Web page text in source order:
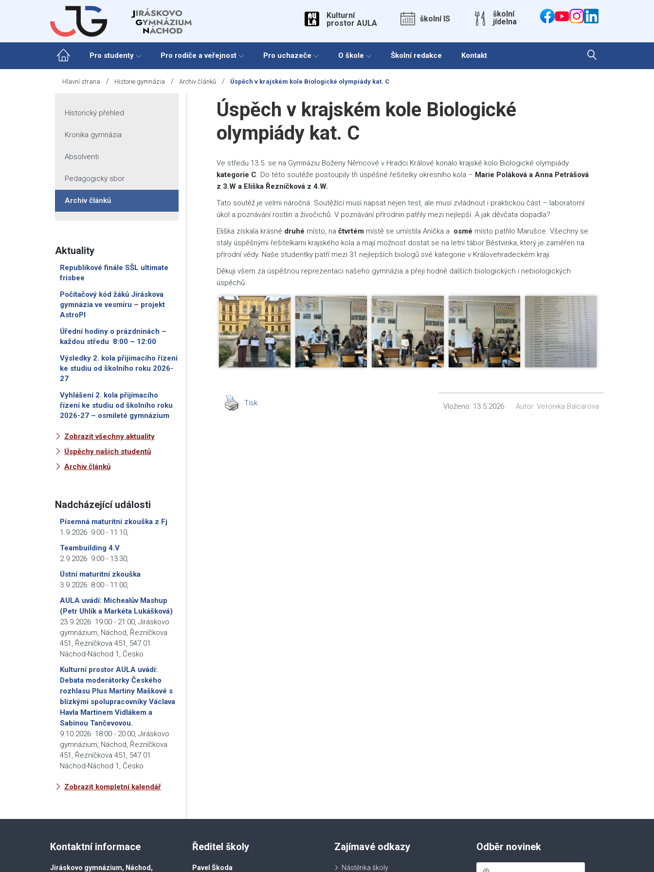
Kulturní
prostor AULA
školní IS
školní
jídelna
Pro studenty Pro rodiče a veřejnost Pro uchazeče O škole Školní redakce Kontakt
Hlavní strana / Historie gymnázia / Archiv článků / Úspěch v krajském kole Biologické olympiády kat. C
Úspěch v krajském kole Biologické
olympiády kat. C
Ve středu 13.5. se na Gymnáziu Boženy Němcové v Hradci Králové konalo krajské kolo Biologické olympiády
kategorie C . Do této soutěže postoupily tři úspěšné řešitelky okresního kola – Marie Poláková a Anna Petrášová
z 3.W a Eliška Řezníčková z 4.W.
Tato soutěž je velmi náročná. Soutěžící musí napsat nejen test, ale musí zvládnout i praktickou část – laboratorní
úkol a poznávání rostlin a živočichů. V poznávání přírodnin patřily mezi nejlepší. A jak děvčata dopadla?
Eliška získala krásné druhé místo, na čtvrtém místě se umístila Anička a osmé místo patřilo Marušce. Všechny se
staly úspěšnými řešitelkami krajského kola a mají možnost dostat se na letní tábor Běstvinka, který je zaměřen na
přírodní vědy. Naše studentky patří mezi 31 nejlepších biologů své kategorie v Královehradeckém kraji.
Děkuji všem za úspěšnou reprezentaci našeho gymnázia a přeji hodně dalších biologických i nebiologických
úspěchů.
Tisk Vloženo: 13.5.2026 Autor: Veronika Balcarova
Historický přehled
Kronika gymnázia
Absolventi
Pedagogický sbor
Archiv článků
Aktuality
Republikové finále SŠL ultimate
frisbee
Počítačový kód žáků Jiráskova
gymnázia ve vesmíru – projekt
AstroPI
Úřední hodiny o prázdninách –
každou středu 8:00 – 12:00
Výsledky 2. kola přijímacího řízení
ke studiu od školního roku 2026-
27
Vyhlášení 2. kola přijímacího
řízení ke studiu od školního roku
2026-27 – osmileté gymnázium
Zobrazit všechny aktuality
Úspěchy našich studentů
Archiv článků
Nadcházející události
Písemná maturitní zkouška z Fj
1.9.2026 9:00 - 11:10
Teambuilding 4.V
2.9.2026 9:00 - 13:30
Ústní maturitní zkouška
3.9.2026 8:00 - 11:00
AULA uvádí: Michealův Mashup
(Petr Uhlík a Markéta Lukášková)
23.9.2026 19:00 - 21:00 Jiráskovo
gymnázium, Náchod, Řezníčkova
451, Řezníčkova 451, 547 01
Náchod-Náchod 1, Česko
Kulturní prostor AULA uvádí:
Debata moderátorky Českého
rozhlasu Plus Martiny Maškové s
blízkými spolupracovníky Václava
Havla Martinem Vidlákem a
Sabinou Tančevovou.
9.10.2026 18:00 - 20:00 Jiráskovo
gymnázium, Náchod, Řezníčkova
451, Řezníčkova 451, 547 01
Náchod-Náchod 1, Česko
Zobrazit kompletní kalendář
Kontaktní informace
Jiráskovo gymnázium, Náchod,
Ředitel školy
Pavel Škoda
Zajímavé odkazy
Nástěnka školy
Odběr novinek